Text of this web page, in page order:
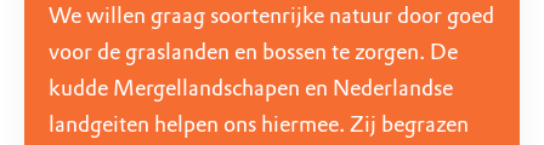
We willen graag soortenrijke natuur door goed
voor de graslanden en bossen te zorgen. De
kudde Mergellandschapen en Nederlandse
landgeiten helpen ons hiermee. Zij begrazen